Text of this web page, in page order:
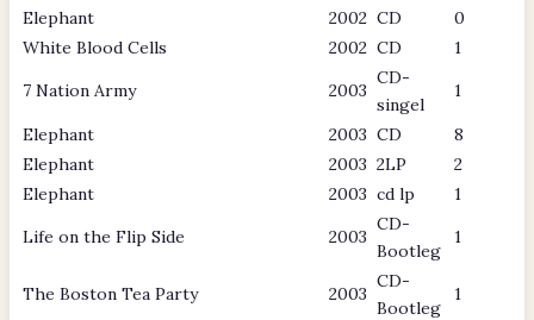
Elephant
2002 CD
0
White Blood Cells
2002 CD
1
7 Nation Army
2003
CD-
singel
1
Elephant 2003 CD
8
Elephant
2003 2LP
2
Elephant
2003 cd lp
1
Life on the Flip Side
2003
CD-
Bootleg
1
The Boston Tea Party 2003
CD-
Bootleg
1